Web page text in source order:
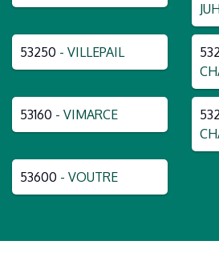
53250 - VILLEPAIL
53160 - VIMARCE
53600 - VOUTRE